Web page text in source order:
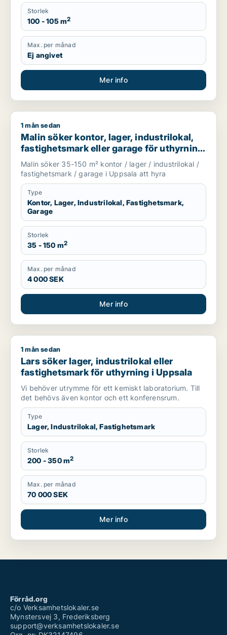
Storlek
100 - 105 m2
Max. per månad
Ej angivet
Mer info
Malin söker kontor, lager, industrilokal, fastighetsmark eller
1 mån sedan
Malin söker kontor, lager, industrilokal,
fastighetsmark eller garage för uthyrning
i Uppsala
Malin söker 35-150 m² kontor / lager / industrilokal /
fastighetsmark / garage i Uppsala att hyra
Type
Kontor, Lager, Industrilokal, Fastighetsmark,
Garage
Storlek
35 - 150 m2
Max. per månad
4 000 SEK
Mer info
Lars söker lager, industrilokal eller fastighetsmark för
1 mån sedan
Lars söker lager, industrilokal eller
fastighetsmark för uthyrning i Uppsala
Vi behöver utrymme för ett kemiskt laboratorium. Till
det behövs även kontor och ett konferensrum.
Type
Lager, Industrilokal, Fastighetsmark
Storlek
200 - 350 m2
Max. per månad
70 000 SEK
Mer info
Förråd.org
c/o Verksamhetslokaler.se
Mynstersvej 3, Frederiksberg
support@verksamhetslokaler.se